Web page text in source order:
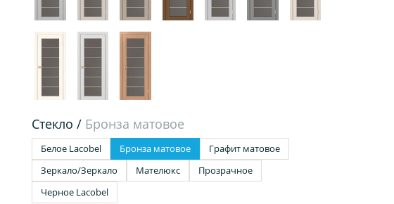
Стекло / Бронза матовое
Белое Lacobel Бронза матовое
Графит матовое
Зеркало/Зеркало
Мателюкс
Прозрачное
Черное Lacobel